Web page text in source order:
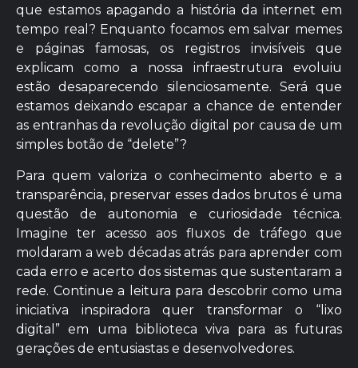
que estamos apagando a história da internet em
tempo real? Enquanto focamos em salvar memes
e páginas famosas, os registros invisíveis que
explicam como a nossa infraestrutura evoluiu
estão desaparecendo silenciosamente. Será que
estamos deixando escapar a chance de entender
as entranhas da revolução digital por causa de um
simples botão de “delete”?
Para quem valoriza o conhecimento aberto e a
transparência, preservar esses dados brutos é uma
questão de autonomia e curiosidade técnica.
Imagine ter acesso aos fluxos de tráfego que
moldaram a web décadas atrás para aprender com
cada erro e acerto dos sistemas que sustentaram a
rede. Continue a leitura para descobrir como uma
iniciativa inspiradora quer transformar o “lixo
digital” em uma biblioteca viva para as futuras
gerações de entusiastas e desenvolvedores.